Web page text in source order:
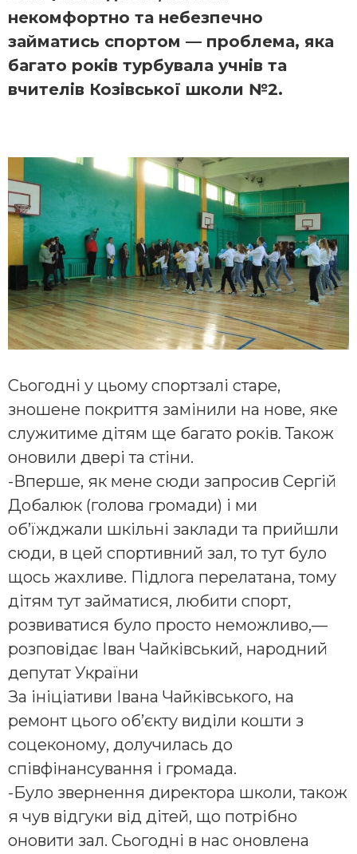
некомфортно та небезпечно
займатись спортом — проблема, яка
багато років турбувала учнів та
вчителів Козівської школи №2.
Сьогодні у цьому спортзалі старе,
зношене покриття замінили на нове, яке
служитиме дітям ще багато років. Також
оновили двері та стіни.
-Вперше, як мене сюди запросив Сергій
Добалюк (голова громади) і ми
об’їжджали шкільні заклади та прийшли
сюди, в цей спортивний зал, то тут було
щось жахливе. Підлога перелатана, тому
дітям тут займатися, любити спорт,
розвиватися було просто неможливо,—
розповідає Іван Чайківський, народний
депутат України
За ініціативи Івана Чайківського, на
ремонт цього об’єкту виділи кошти з
соцеконому, долучилась до
співфінансування і громада.
-Було звернення директора школи, також
я чув відгуки від дітей, що потрібно
оновити зал. Сьогодні в нас оновлена